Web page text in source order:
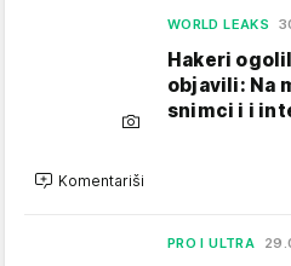
WORLD LEAKS
Hakeri
objavili: Na
snimci i i
Komentariši
PRO I ULTRA